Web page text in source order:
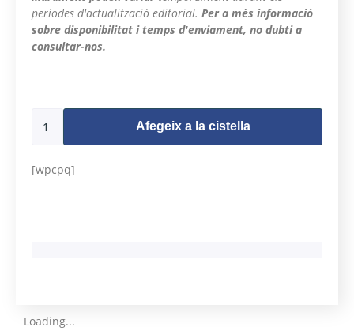
períodes d'actualització editorial. Per a més informació
sobre disponibilitat i temps d'enviament, no dubti a
consultar-nos.
Afegeix a la cistella
[wpcpq]
Loading...